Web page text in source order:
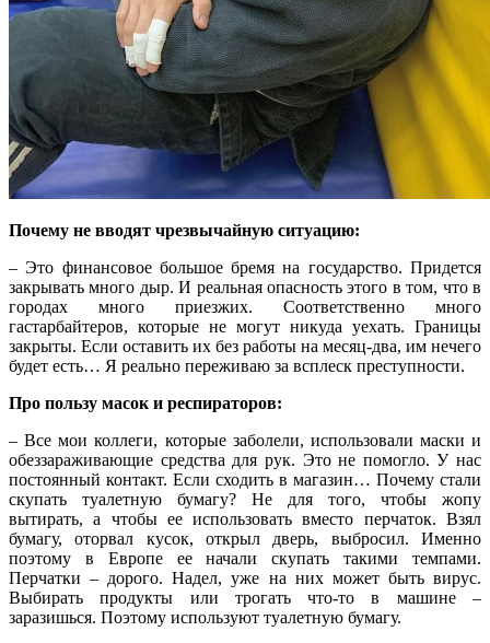
Почему не вводят чрезвычайную ситуацию:
– Это финансовое большое бремя на государство. Придется
закрывать много дыр. И реальная опасность этого в том, что в
городах много приезжих. Соответственно много
гастарбайтеров, которые не могут никуда уехать. Границы
закрыты. Если оставить их без работы на месяц-два, им нечего
будет есть… Я реально переживаю за всплеск преступности.
Про пользу масок и респираторов:
– Все мои коллеги, которые заболели, использовали маски и
обеззараживающие средства для рук. Это не помогло. У нас
постоянный контакт. Если сходить в магазин… Почему стали
скупать туалетную бумагу? Не для того, чтобы жопу
вытирать, а чтобы ее использовать вместо перчаток. Взял
бумагу, оторвал кусок, открыл дверь, выбросил. Именно
поэтому в Европе ее начали скупать такими темпами.
Перчатки – дорого. Надел, уже на них может быть вирус.
Выбирать продукты или трогать что-то в машине –
заразишься. Поэтому используют туалетную бумагу.